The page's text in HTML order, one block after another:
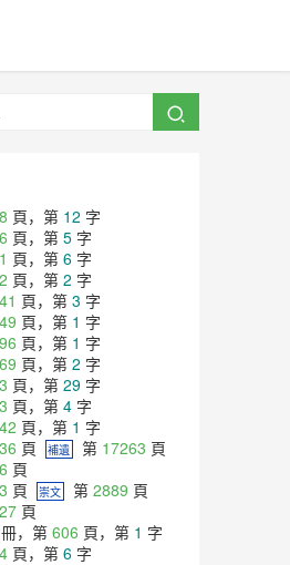
頁，第 12 字
頁，第 5 字
頁，第 6 字
頁，第 2 字
頁，第 3 字
頁，第 1 字
頁，第 1 字
頁，第 2 字
頁，第 29 字
頁，第 4 字
頁，第 1 字
頁 補遺 第 17263 頁
頁
頁 崇文 第 2889 頁
頁
冊，第 606 頁，第 1 字
頁，第 6 字